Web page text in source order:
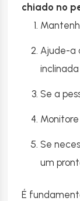
chiado no
Ajude-a
Se a
Se
um
É